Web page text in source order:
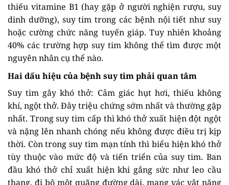
thiếu vitamine B1 (hay gặp ở người nghiện rượu, suy
dinh dưỡng), suy tim trong các bệnh nội tiết như suy
hoặc cường chức năng tuyến giáp. Tuy nhiên khoảng
40% các trường hợp suy tim không thể tìm được một
nguyên nhân cụ thể nào.
Hai dấu hiệu của bệnh suy tim phải quan tâm
Suy tim gây khó thở: Cảm giác hụt hơi, thiếu không
khí, ngột thở. Đây triệu chứng sớm nhất và thường gặp
nhất. Trong suy tim cấp thì khó thở xuất hiện đột ngột
và nặng lên nhanh chóng nếu không được điều trị kịp
thời. Còn trong suy tim mạn tính thì biểu hiện khó thở
tùy thuộc vào mức độ và tiến triển của suy tim. Ban
đầu khó thở chỉ xuất hiện khi gắng sức như leo cầu
thang, đi bộ một quãng đường dài, mang vác vật nặng